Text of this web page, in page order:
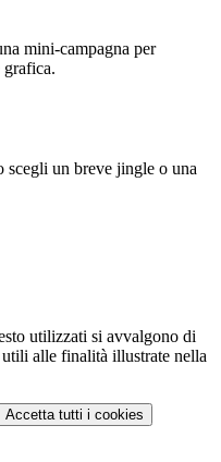
mini-campagna per
grafica.
scegli un breve jingle o una
utilizzati si avvalgono di
alle finalità illustrate nella
Accetta tutti i cookies